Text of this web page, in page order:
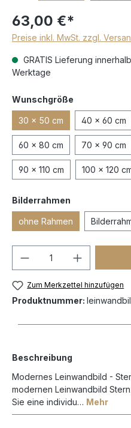
63,00 €*
Preise inkl. MwSt. zzgl.
GRATIS Lieferung
Werktage
Wunschgröße
30 x 50 cm 40 x 60 cm
60 x 80 cm 70 x 90 cm
90 x 110 cm 100 x 120
Bilderrahmen
ohne Rahmen
Zum Merkzettel hinzufügen
Produktnummer:
Beschreibung
Modernes Leinwandbild -
modernen Leinwandbild
Sie eine individu… Mehr